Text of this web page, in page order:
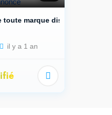
marque dispo...
il y a 1 an